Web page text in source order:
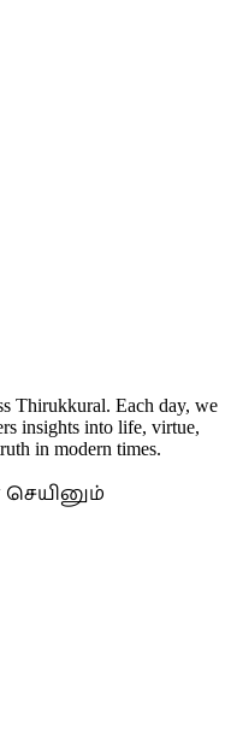
Thirukkural. Each day, we
insights into life, virtue,
in modern times.